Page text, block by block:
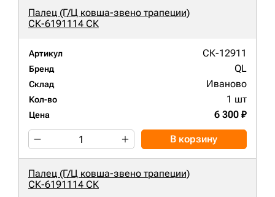
Палец (Г/Ц ковша-звено трапеции)
СК-6191114 СК
Артикул СК-12911
Бренд QL
Склад Иваново
Кол-во 1 шт
Цена 6 300 ₽
В корзину
Палец (Г/Ц ковша-звено трапеции)
СК-6191114 СК